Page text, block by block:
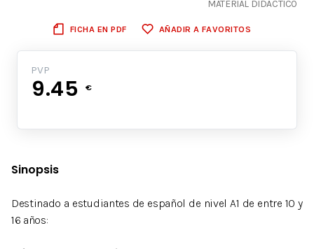
MATERIAL DIDACTICO
FICHA EN PDF AÑADIR A FAVORITOS
PVP
9.45 €
Sinopsis
Destinado a estudiantes de español de nivel A1 de entre 10 y
16 años: